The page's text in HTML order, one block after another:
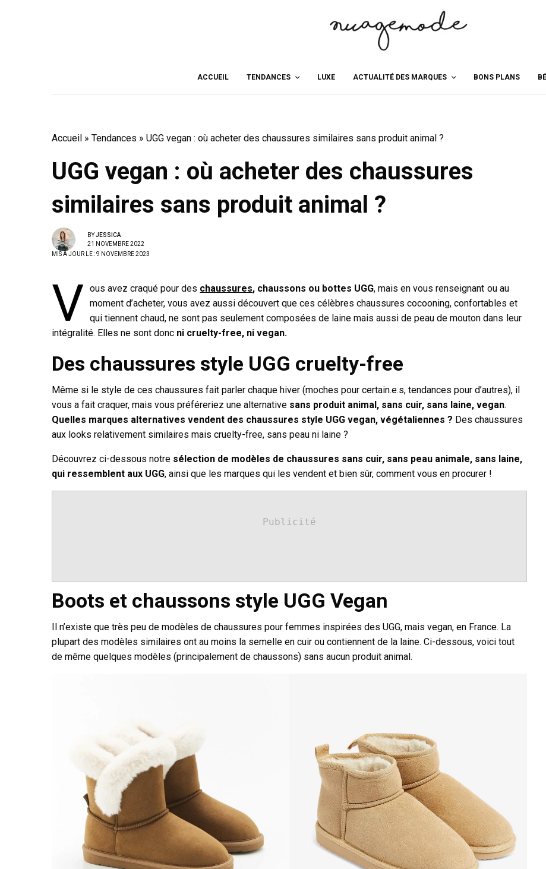
ACCUEIL TENDANCES LUXE ACTUALITÉ DES MARQUES BONS PLANS
Accueil »Tendances »UGG vegan : où acheter des chaussures similaires sans produit animal ?
UGG vegan : où acheter des chaussures
similaires sans produit animal ?
BYJESSICA
21 NOVEMBRE 2022
MIS À JOUR LE : 9 NOVEMBRE 2023
V ous avez craqué pour des chaussures, chaussons ou bottes UGG, mais en vous renseignant ou au
moment d’acheter, vous avez aussi découvert que ces célèbres chaussures cocooning, confortables et
qui tiennent chaud, ne sont pas seulement composées de laine mais aussi de peau de mouton dans leur
intégralité. Elles ne sont donc ni cruelty-free, ni vegan.
Des chaussures style UGG cruelty-free
Même si le style de ces chaussures fait parler chaque hiver (moches pour certain.e.s, tendances pour d’autres), il
vous a fait craquer, mais vous préféreriez une alternative sans produit animal, sans cuir, sans laine, vegan.
Quelles marques alternatives vendent des chaussures style UGG vegan, végétaliennes ? Des chaussures
aux looks relativement similaires mais cruelty-free, sans peau ni laine ?
Découvrez ci-dessous notre sélection de modèles de chaussures sans cuir, sans peau animale, sans laine,
qui ressemblent aux UGG, ainsi que les marques qui les vendent et bien sûr, comment vous en procurer !
Publicité
Boots et chaussons style UGG Vegan
Il n’existe que très peu de modèles de chaussures pour femmes inspirées des UGG, mais vegan, en France. La
plupart des modèles similaires ont au moins la semelle en cuir ou contiennent de la laine. Ci-dessous, voici tout
de même quelques modèles (principalement de chaussons) sans aucun produit animal.